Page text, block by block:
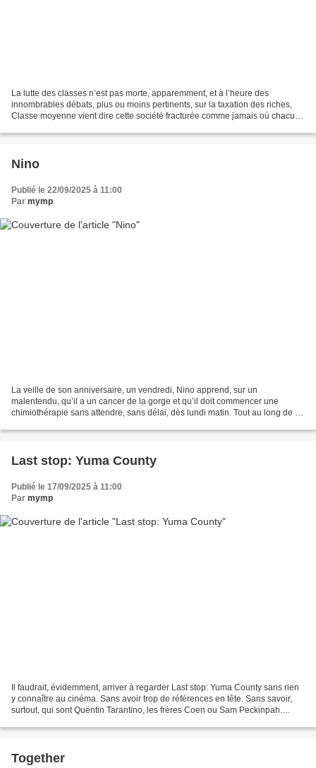
La lutte des classes n’est pas morte, apparemment, et à l’heure des
innombrables débats, plus ou moins pertinents, sur la taxation des riches,
Classe moyenne vient dire cette société fracturée comme jamais où chacun,
Nino
Publié le 22/09/2025 à 11:00
Par mymp
La veille de son anniversaire, un vendredi, Nino apprend, sur un
malentendu, qu’il a un cancer de la gorge et qu’il doit commencer une
chimiothérapie sans attendre, sans délai, dès lundi matin. Tout au long de ce
Last stop: Yuma County
Publié le 17/09/2025 à 11:00
Par mymp
Il faudrait, évidemment, arriver à regarder Last stop: Yuma County sans rien
y connaître au cinéma. Sans avoir trop de références en tête. Sans savoir,
surtout, qui sont Quentin Tarantino, les frères Coen ou Sam Peckinpah.
Together